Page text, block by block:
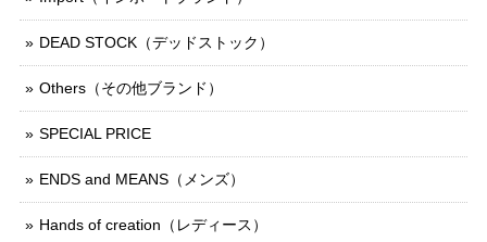
DEAD STOCK（デッドストック）
Others（その他ブランド）
SPECIAL PRICE
ENDS and MEANS（メンズ）
Hands of creation（レディース）